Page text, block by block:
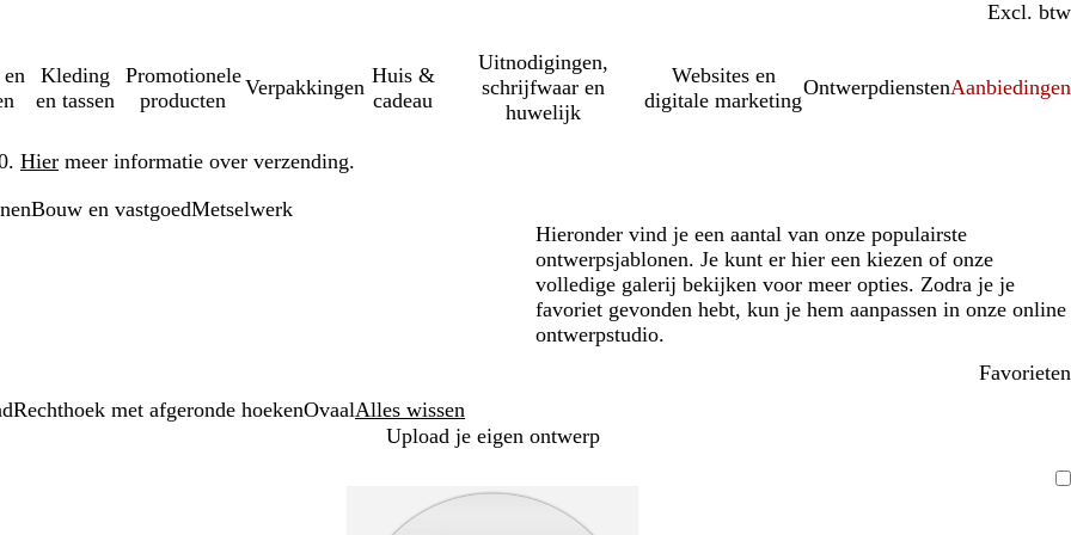
Incl. btw
Excl. btw
Kleding
en tassen
Promotionele
producten
Verpakkingen
Huis &
cadeau
Uitnodigingen,
schrijfwaar en
huwelijk
Websites en
digitale marketing
OntwerpdienstenAanbiedingen
Hier meer informatie over verzending.
Bouw en vastgoedMetselwerk
Hieronder vind je een aantal van onze populairste
ontwerpsjablonen. Je kunt er hier een kiezen of onze
volledige galerij bekijken voor meer opties. Zodra je je
favoriet gevonden hebt, kun je hem aanpassen in onze online
ontwerpstudio.
Favorieten
Rechthoek met afgeronde hoekenOvaalAlles wissen
Upload je eigen ontwerp